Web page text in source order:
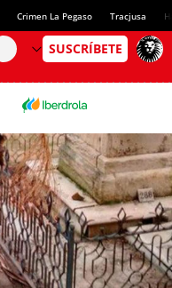
Crimen La Pegaso Tracjusa